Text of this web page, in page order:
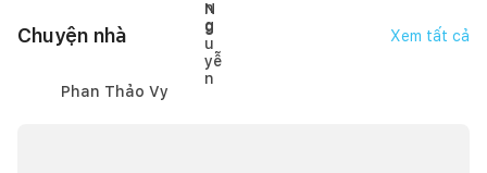
Chuyện nhà Xem tất cả
Phan Thảo Vy